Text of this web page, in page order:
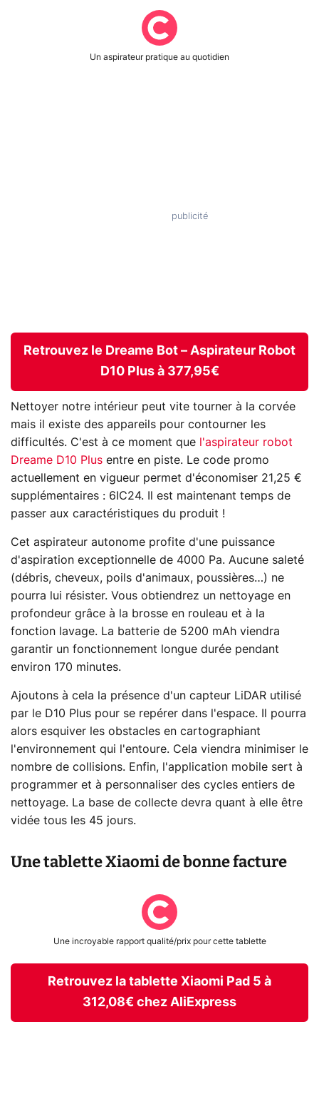
Un aspirateur pratique au quotidien
Retrouvez le Dreame Bot – Aspirateur Robot
D10 Plus à 377,95€
Nettoyer notre intérieur peut vite tourner à la corvée
mais il existe des appareils pour contourner les
difficultés. C'est à ce moment que
l'aspirateur robot
Dreame D10 Plus entre en piste. Le code promo
actuellement en vigueur permet d'économiser 21,25 €
supplémentaires : 6IC24. Il est maintenant temps de
passer aux caractéristiques du produit !
Cet aspirateur autonome profite d'une puissance
d'aspiration exceptionnelle de 4000 Pa. Aucune saleté
(débris, cheveux, poils d'animaux, poussières…) ne
pourra lui résister. Vous obtiendrez un nettoyage en
profondeur grâce à la brosse en rouleau et à la
fonction lavage. La batterie de 5200 mAh viendra
garantir un fonctionnement longue durée pendant
environ 170 minutes.
Ajoutons à cela la présence d'un capteur LiDAR utilisé
par le D10 Plus pour se repérer dans l'espace. Il pourra
alors esquiver les obstacles en cartographiant
l'environnement qui l'entoure. Cela viendra minimiser le
nombre de collisions. Enfin, l'application mobile sert à
programmer et à personnaliser des cycles entiers de
nettoyage. La base de collecte devra quant à elle être
vidée tous les 45 jours.
Une tablette Xiaomi de bonne facture
Une incroyable rapport qualité/prix pour cette tablette
Retrouvez la tablette Xiaomi Pad 5 à
312,08€ chez AliExpress